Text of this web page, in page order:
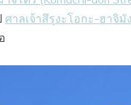
ศาลเจ้าสึรุงะโอกะ-ฮาจิมั